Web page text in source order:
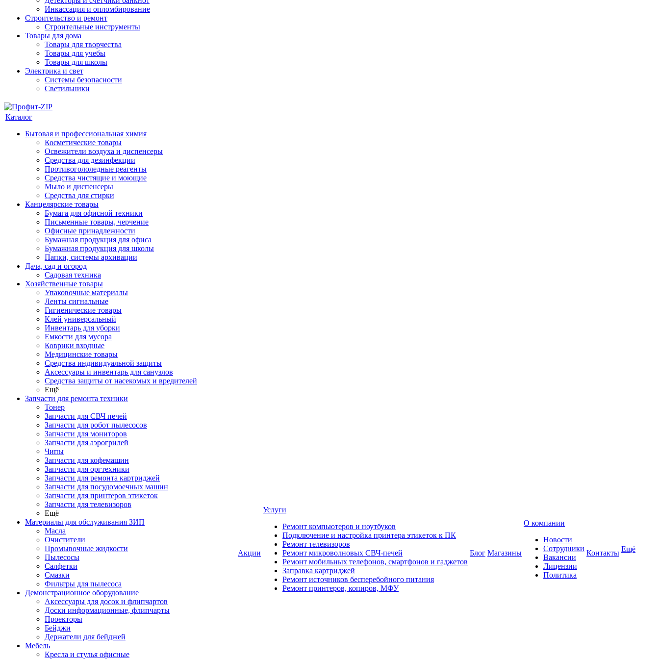
Инкассация и опломбирование
Строительство и ремонт
Строительные инструменты
Товары для дома
Товары для творчества
Товары для учебы
Товары для школы
Электрика и свет
Системы безопасности
Светильники
Каталог
Бытовая и профессиональная химия
Косметические товары
Освежители воздуха и диспенсеры
Средства для дезинфекции
Противогололедные реагенты
Средства чистящие и моющие
Мыло и диспенсеры
Средства для стирки
Канцелярские товары
Бумага для офисной техники
Письменные товары, черчение
Офисные принадлежности
Бумажная продукция для офиса
Бумажная продукция для школы
Папки, системы архивации
Дача, сад и огород
Садовая техника
Хозяйственные товары
Упаковочные материалы
Ленты сигнальные
Гигиенические товары
Клей универсальный
Инвентарь для уборки
Емкости для мусора
Коврики входные
Медицинские товары
Средства индивидуальной защиты
Аксессуары и инвентарь для санузлов
Средства защиты от насекомых и вредителей
Ещё
Запчасти для ремонта техники
Тонер
Запчасти для СВЧ печей
Запчасти для робот пылесосов
Запчасти для мониторов
Запчасти для аэрогрилей
Чипы
Запчасти для кофемашин
Запчасти для оргтехники
Запчасти для ремонта картриджей
Запчасти для посудомоечных машин
Запчасти для принтеров этикеток
Запчасти для телевизоров
Ещё
Материалы для обслуживания ЗИП
Масла
Очистители
Промывочные жидкости
Пылесосы
Салфетки
Смазки
Фильтры для пылесоса
Демонстрационное оборудование
Аксессуары для досок и флипчартов
Доски информационные, флипчарты
Проекторы
Бейджи
Держатели для бейджей
Мебель
Кресла и стулья офисные
Акции
Услуги
Ремонт компьютеров и ноутбуков
Подключение и настройка принтера этикеток к ПК
Ремонт телевизоров
Ремонт микроволновых СВЧ-печей
Ремонт мобильных телефонов, смартфонов и гаджетов
Заправка картриджей
Ремонт источников бесперебойного питания
Ремонт принтеров, копиров, МФУ
Блог Магазины
О компании
Новости
Сотрудники
Вакансии
Лицензии
Политика
Контакты Ещё